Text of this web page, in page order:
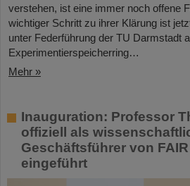
verstehen, ist eine immer noch offene
wichtiger Schritt zu ihrer Klärung ist
unter Federführung der TU Darmstadt
Experimentierspeicherring…
Mehr »
Inauguration: Professor
offiziell als
Geschäftsführer von
eingeführt